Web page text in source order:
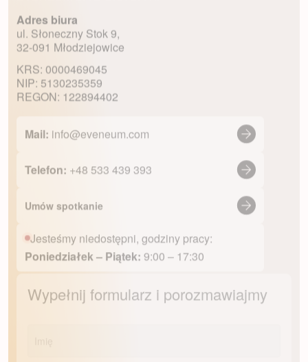
Adres biura
ul. Słoneczny Stok 9,
32-091 Młodziejowice
KRS: 0000469045
NIP: 5130235359
REGON: 122894402
Mail: info@eveneum.com
Telefon: +48 533 439 393
Umów spotkanie
Jesteśmy niedostępni, godziny pracy:
Poniedziałek – Piątek: 9:00 – 17:30
Wypełnij formularz i porozmawiajmy